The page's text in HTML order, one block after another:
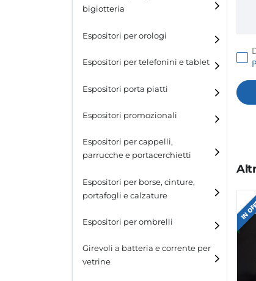
bigiotteria
Espositori per orologi
Espositori per telefonini e tablet
Espositori porta piatti
Espositori promozionali
Espositori per cappelli,
parrucche e portacerchietti
Espositori per cappelli e
parrucche
Espositori per borse, cinture,
portafogli e calzature
Espositori per borse
Espositori per cinture
Espositori per portafogli
Espositori per ombrelli
Girevoli a batteria e corrente per
vetrine
IN